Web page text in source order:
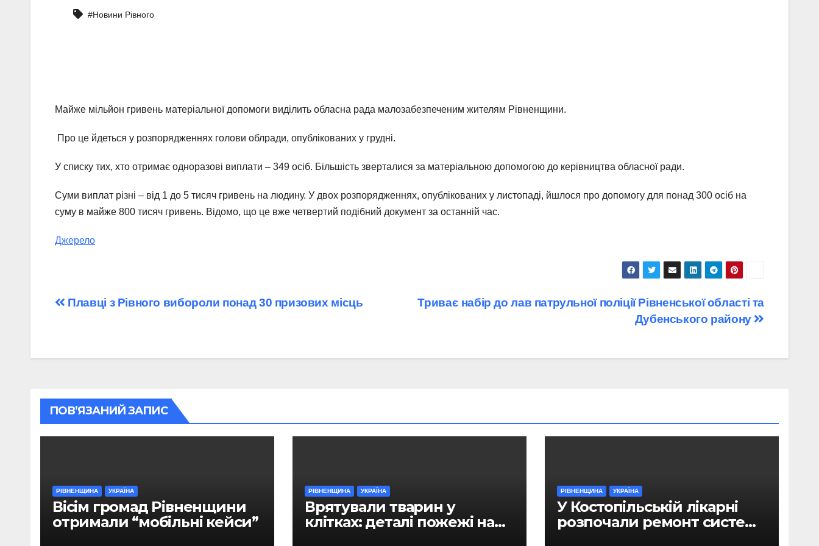
#Новини Рівного
Майже мільйон гривень матеріальної допомоги виділить обласна рада малозабезпеченим жителям Рівненщини.
Про це йдеться у розпорядженнях голови облради, опублікованих у грудні.
У списку тих, хто отримає одноразові виплати – 349 осіб. Більшість зверталися за матеріальною допомогою до керівництва обласної ради.
Суми виплат різні – від 1 до 5 тисяч гривень на людину. У двох розпорядженнях, опублікованих у листопаді, йшлося про допомогу для понад 300 осіб на
суму в майже 800 тисяч гривень. Відомо, що це вже четвертий подібний документ за останній час.
Джерело
Навігація
Триває набір до лав патрульної поліції Рівненської області та
Дубенського району
Плавці з Рівного вибороли понад 30 призових місць
ПОВ’ЯЗАНИЙ ЗАПИС
РІВНЕНЩИНА УКРАЇНА
Вісім громад Рівненщини
отримали “мобільні кейси”
РІВНЕНЩИНА УКРАЇНА
Врятували тварин у
клітках: деталі пожежі на
РІВНЕНЩИНА УКРАЇНА
У Костопільській лікарні
розпочали ремонт системи